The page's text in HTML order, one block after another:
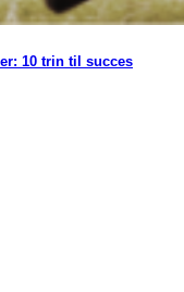
10 trin til succes